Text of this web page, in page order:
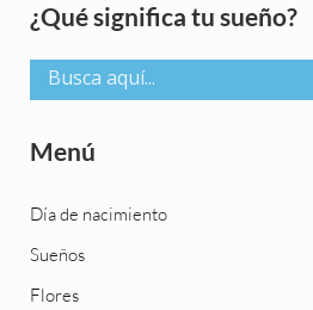
Sidebar
¿Qué significa tu sueño?
Menú
Día de nacimiento
Sueños
Flores